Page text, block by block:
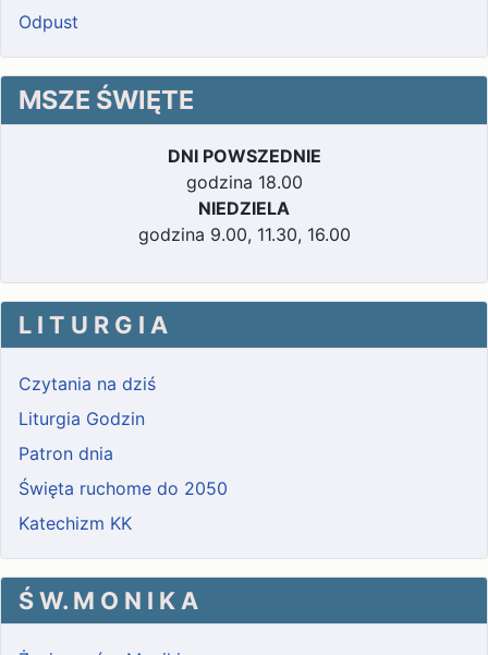
Odpust
MSZE ŚWIĘTE
DNI POWSZEDNIE
godzina 18.00
NIEDZIELA
godzina 9.00, 11.30, 16.00
L I T U R G I A
Czytania na dziś
Liturgia Godzin
Patron dnia
Święta ruchome do 2050
Katechizm KK
Ś W. M O N I K A